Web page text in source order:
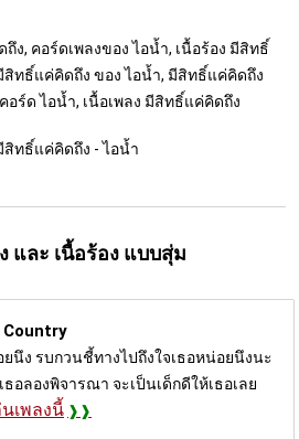
ง, คอร์ดเพลงของ ไอน้ำ, เนื้อร้อง มีสิทธิ์
สิทธิ์แค่คิดถึง ของ ไอน้ำ, มีสิทธิ์แค่คิดถึง
ร์ด ไอน้ำ, เนื้อเพลง มีสิทธิ์แค่คิดถึง
สิทธิ์แค่คิดถึง - ไอน้ำ
และ เนื้อร้อง แบบสุ่ม
Country
นึง รบกวนชี้ทางไปถึงใจเธอหน่อยนึงนะ
อลองพิจารณา จะเป็นเด็กดีให้เธอเลย
นเพลงนี้